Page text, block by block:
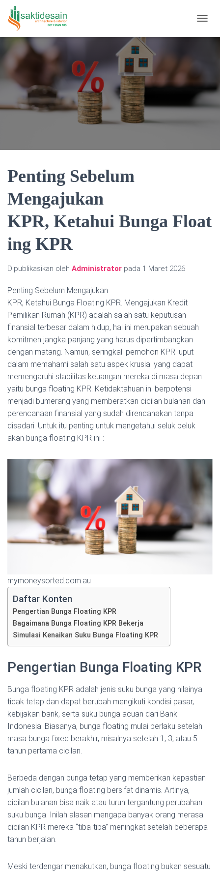
Penting Sebelum
Mengajukan
KPR, Ketahui Bunga Float
ing KPR
Dipublikasikan oleh Administrator pada 1 Maret 2026
Penting Sebelum Mengajukan
KPR, Ketahui Bunga Floating KPR. Mengajukan Kredit
Pemilikan Rumah (KPR) adalah salah satu keputusan
finansial terbesar dalam hidup, hal ini merupakan sebuah
komitmen jangka panjang yang harus dipertimbangkan
dengan matang. Namun, seringkali pemohon KPR luput
dalam memahami salah satu aspek krusial yang dapat
memengaruhi stabilitas keuangan mereka di masa depan
yaitu bunga floating KPR. Ketidaktahuan ini berpotensi
menjadi bumerang yang memberatkan cicilan bulanan dan
perencanaan finansial yang sudah direncanakan tanpa
disadari. Untuk itu penting untuk mengetahui seluk beluk
akan bunga floating KPR ini :
mymoneysorted.com.au
Daftar Konten
Pengertian Bunga Floating KPR
Bagaimana Bunga Floating KPR Bekerja
Simulasi Kenaikan Suku Bunga Floating KPR
Pengertian Bunga Floating KPR
Bunga floating KPR adalah jenis suku bunga yang nilainya
tidak tetap dan dapat berubah mengikuti kondisi pasar,
kebijakan bank, serta suku bunga acuan dari Bank
Indonesia. Biasanya, bunga floating mulai berlaku setelah
masa bunga fixed berakhir, misalnya setelah 1, 3, atau 5
tahun pertama cicilan.
Berbeda dengan bunga tetap yang memberikan kepastian
jumlah cicilan, bunga floating bersifat dinamis. Artinya,
cicilan bulanan bisa naik atau turun tergantung perubahan
suku bunga. Inilah alasan mengapa banyak orang merasa
cicilan KPR mereka “tiba-tiba” meningkat setelah beberapa
tahun berjalan.
Meski terdengar menakutkan, bunga floating bukan sesuatu